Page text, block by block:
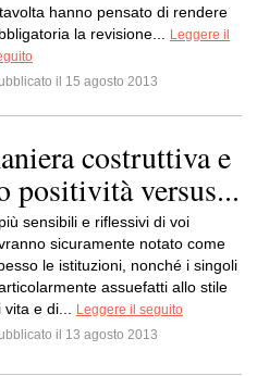
hanno pensato di rendere
la revisione...
Leggere il
il 15 agosto 2013
costruttiva e
positività versus...
sensibili e riflessivi di voi
sicuramente notato come
le istituzioni, nonché i singoli
assuefatti allo stile
vita e di...
Leggere il seguito
il 13 agosto 2013